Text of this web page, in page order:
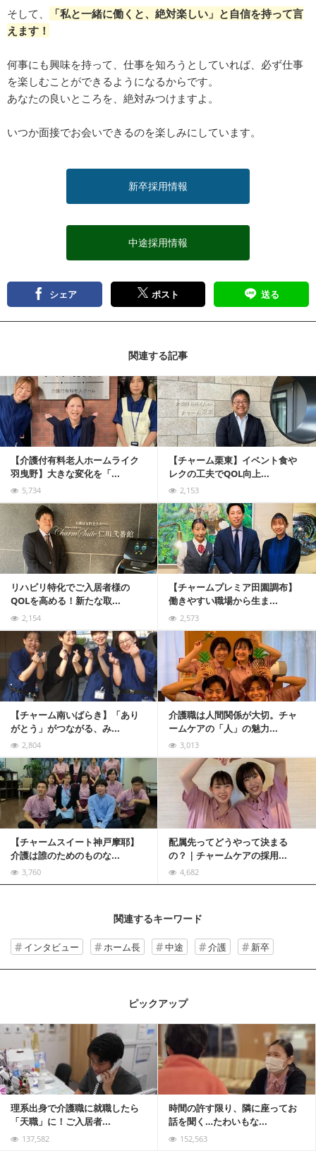
そして、
「私と一緒に働くと、絶対楽しい」と自信を持って言
えます！
何事にも興味を持って、仕事を知ろうとしていれば、必ず仕事
を楽しむことができるようになるからです。
あなたの良いところを、絶対みつけますよ。
いつか面接でお会いできるのを楽しみにしています。
新卒採用情報
中途採用情報
シェア ポスト 送る
関連する記事
【介護付有料老人ホームライク
羽曳野】大きな変化を「...
5,734
【チャーム栗東】イベント食や
レクの工夫でQOL向上...
2,153
記事を読む
リハビリ特化でご入居者様の
QOLを高める！新たな取...
2,154
【チャームプレミア田園調布】
働きやすい職場から生ま...
2,573
記事を読む
【チャーム南いばらき】「あり
がとう」がつながる、み...
2,804
介護職は人間関係が大切。チャ
ームケアの「人」の魅力...
3,013
記事を読む
【チャームスイート神戸摩耶】
介護は誰のためのものな...
3,760
配属先ってどうやって決まる
の？｜チャームケアの採用...
4,682
記事を読む
関連するキーワード
インタビュー ホーム長 中途 介護 新卒
ピックアップ
理系出身で介護職に就職したら
「天職」に！ご入居者...
137,582
時間の許す限り、隣に座ってお
話を聞く…たわいもな...
152,563
記事を読む